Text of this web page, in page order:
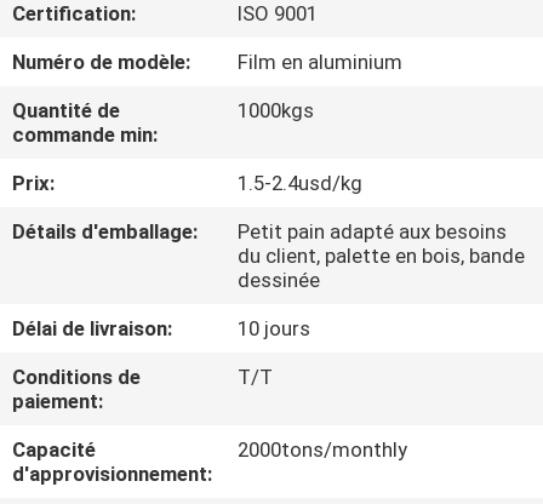
À
PROPOS
DE
VISITE
L'USINE
CONTRÔLE
DE
LA
Certification:
ISO 9001
Numéro de modèle:
Film en aluminium
Quantité de
commande min:
1000kgs
Prix:
1.5-2.4usd/kg
Détails d'emballage:
Petit pain adapté aux besoins
du client, palette en bois, bande
dessinée
Délai de livraison:
10 jours
Conditions de
paiement:
T/T
Capacité
d'approvisionnement:
2000tons/monthly